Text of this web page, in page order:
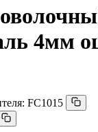
4мм
FC1015